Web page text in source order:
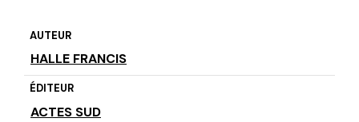
AUTEUR
HALLE FRANCIS
ÉDITEUR
ACTES SUD